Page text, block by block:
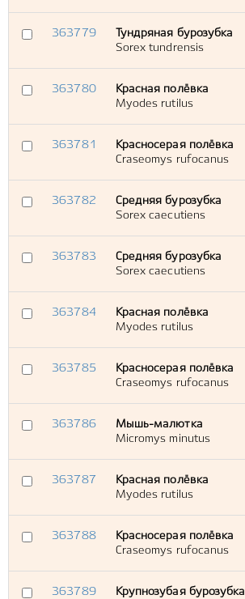
363779
Тундряная бурозубка
Sorex tundrensis
363780
Красная полёвка
Myodes rutilus
363781
Красносерая полёвка
Craseomys rufocanus
363782
Средняя бурозубка
Sorex caecutiens
363783
Средняя бурозубка
Sorex caecutiens
363784
Красная полёвка
Myodes rutilus
363785
Красносерая полёвка
Craseomys rufocanus
363786
Мышь-малютка
Micromys minutus
363787
Красная полёвка
Myodes rutilus
363788
Красносерая полёвка
Craseomys rufocanus
363789
Крупнозубая бурозубка